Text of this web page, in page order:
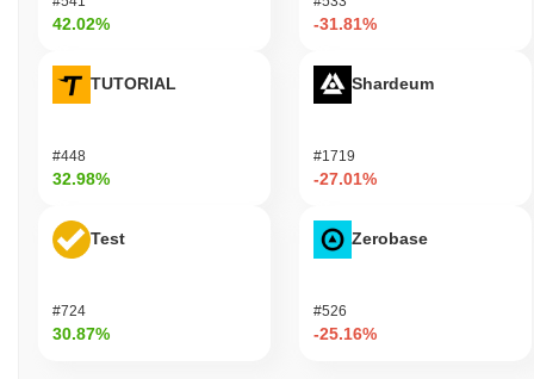
42.02%
TUTORIAL
#448
32.98%
Test
#724
30.87%
-31.81%
Shardeum
#1719
-27.01%
Zerobase
#526
-25.16%